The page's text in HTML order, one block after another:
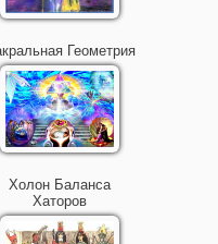
Геометрия
Холон Баланса
Хаторов